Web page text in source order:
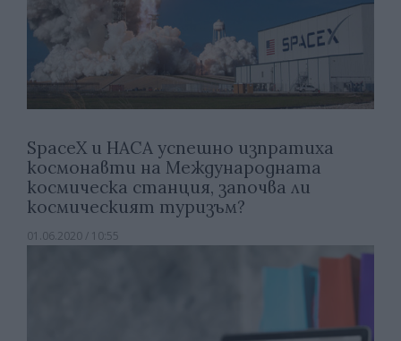
SpaceX и НАСА успешно изпратиха
космонавти на Международната
космическа станция, започва ли
космическият туризъм?
01.06.2020 / 10:55